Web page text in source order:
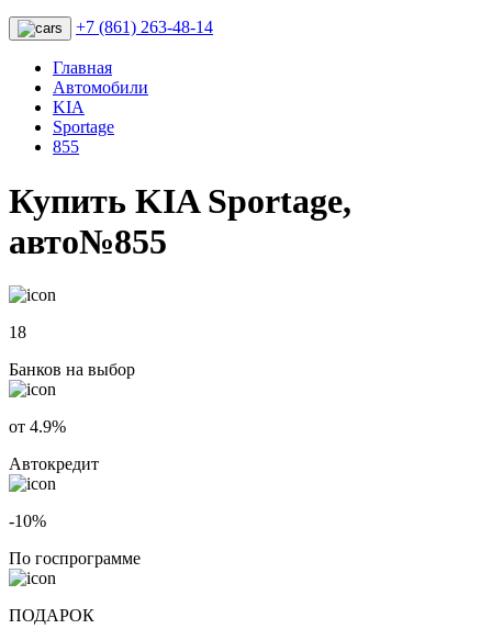
+7 (861) 263-48-14
Главная
Автомобили
KIA
Sportage
855
Купить KIA Sportage,
авто№855
18
Банков на выбор
от 4.9%
Автокредит
-10%
По госпрограмме
ПОДАРОК